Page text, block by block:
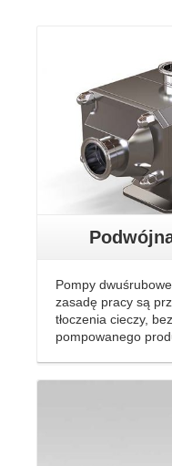
Pompy
zasadę pracy są
tłoczenia cieczy,
pompowanego